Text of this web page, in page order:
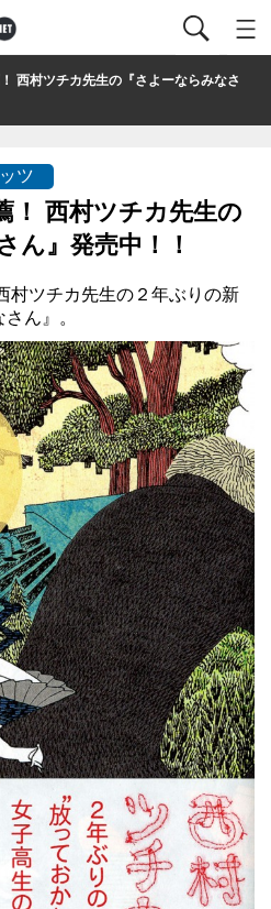
村ツチカ先生の『さよーならみなさ
ツ
！ 西村ツチカ先生の
ん』発売中！！
村ツチカ先生の２年ぶりの新
ん』。